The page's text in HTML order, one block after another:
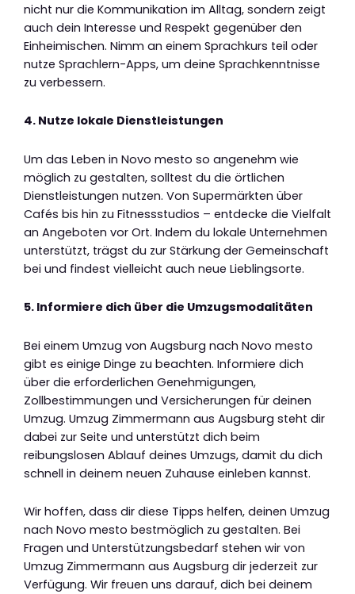
nicht nur die Kommunikation im Alltag, sondern zeigt
auch dein Interesse und Respekt gegenüber den
Einheimischen. Nimm an einem Sprachkurs teil oder
nutze Sprachlern-Apps, um deine Sprachkenntnisse
zu verbessern.
4. Nutze lokale Dienstleistungen
Um das Leben in Novo mesto so angenehm wie
möglich zu gestalten, solltest du die örtlichen
Dienstleistungen nutzen. Von Supermärkten über
Cafés bis hin zu Fitnessstudios – entdecke die Vielfalt
an Angeboten vor Ort. Indem du lokale Unternehmen
unterstützt, trägst du zur Stärkung der Gemeinschaft
bei und findest vielleicht auch neue Lieblingsorte.
5. Informiere dich über die Umzugsmodalitäten
Bei einem Umzug von Augsburg nach Novo mesto
gibt es einige Dinge zu beachten. Informiere dich
über die erforderlichen Genehmigungen,
Zollbestimmungen und Versicherungen für deinen
Umzug. Umzug Zimmermann aus Augsburg steht dir
dabei zur Seite und unterstützt dich beim
reibungslosen Ablauf deines Umzugs, damit du dich
schnell in deinem neuen Zuhause einleben kannst.
Wir hoffen, dass dir diese Tipps helfen, deinen Umzug
nach Novo mesto bestmöglich zu gestalten. Bei
Fragen und Unterstützungsbedarf stehen wir von
Umzug Zimmermann aus Augsburg dir jederzeit zur
Verfügung. Wir freuen uns darauf, dich bei deinem